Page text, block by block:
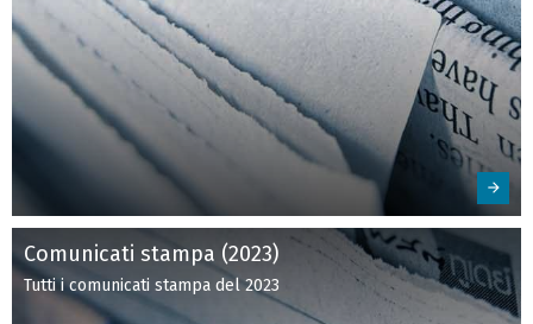
Comunicati stampa (2023)
Tutti i comunicati stampa del 2023